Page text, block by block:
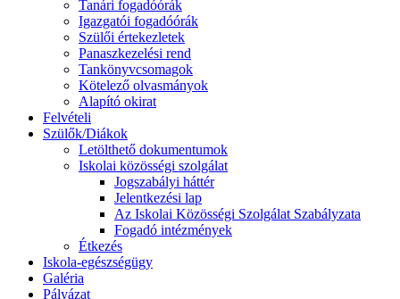
Tanári fogadóórák
Igazgatói fogadóórák
Szülői értekezletek
Panaszkezelési rend
Tankönyvcsomagok
Kötelező olvasmányok
Alapító okirat
Felvételi
Szülők/Diákok
Letölthető dokumentumok
Iskolai közösségi szolgálat
Jogszabályi háttér
Jelentkezési lap
Az Iskolai Közösségi Szolgálat Szabályzata
Fogadó intézmények
Étkezés
Iskola-egészségügy
Galéria
Pályázat